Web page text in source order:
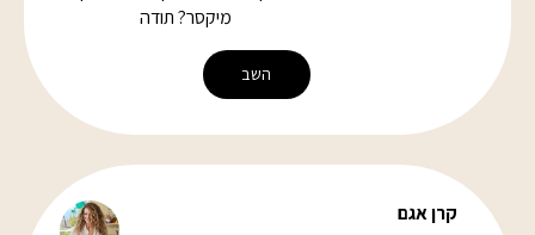
מיקסר? תודה
השב
קרן אגם